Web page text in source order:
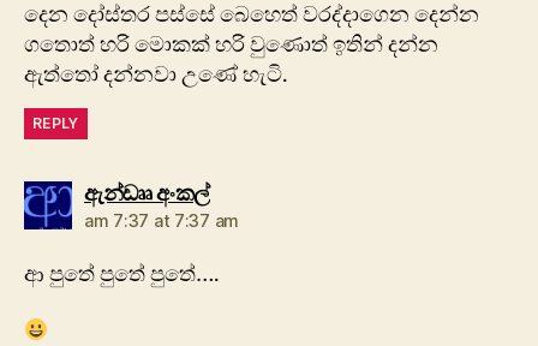
දෙන දෝස්තර පස්සේ බෙහෙත් වරද්දාගෙන දෙන්න
ගතොත් හරි මොකක් හරි වුණොත් ඉතින් දන්න
ඇත්තෝ දන්නවා උණේ හැටි.
REPLY
ඇන්ඩෲ අංකල්says:
am 7:37 at 7:37 am
ආ පුතේ පුතේ පුතේ….